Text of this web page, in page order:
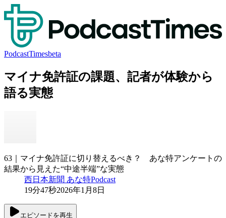
PodcastTimesbeta
マイナ免許証の課題、記者が体験から
語る実態
63｜マイナ免許証に切り替えるべき？ あな特アンケートの
結果から見えた“中途半端”な実態
西日本新聞 あな特Podcast
19分47秒2026年1月8日
エピソードを再生